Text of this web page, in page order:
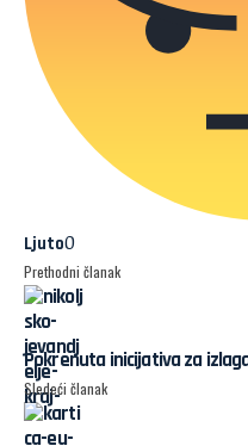
Ljuto0
Prethodni članak
Pokrenuta inicijativa za
Sledeći članak